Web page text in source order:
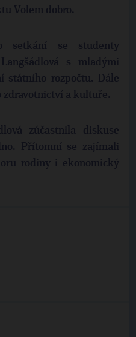
Volem dobro.
setkání se studenty
s mladými
státního rozpočtu. Dále
zdravotnictví a kultuře.
zúčastnila diskuse
Přítomní se zajímali
rodiny i ekonomický